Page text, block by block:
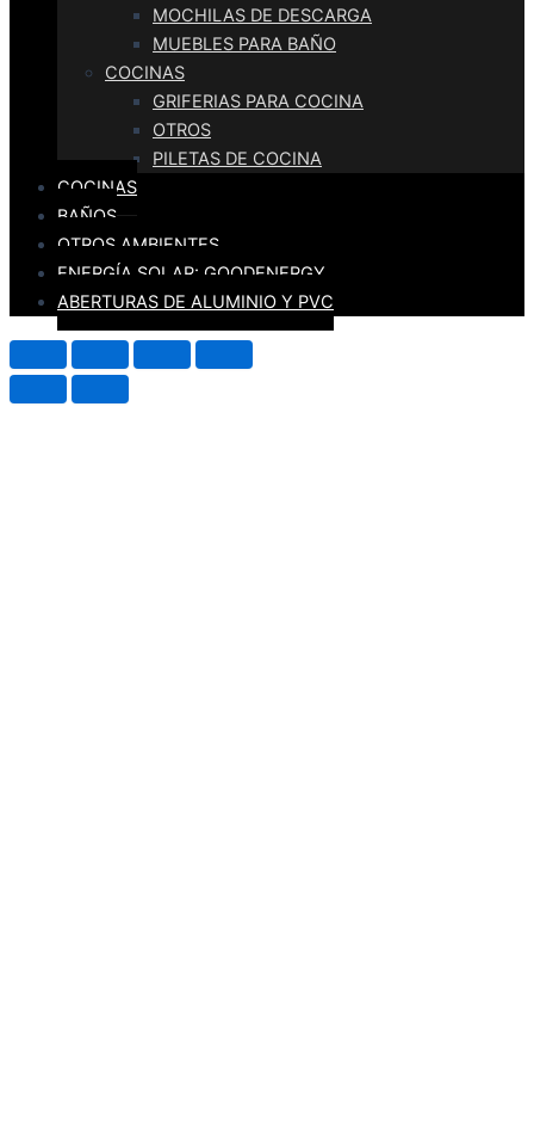
MOCHILAS DE DESCARGA
MUEBLES PARA BAÑO
COCINAS
GRIFERIAS PARA COCINA
OTROS
PILETAS DE COCINA
COCINAS
BAÑOS
OTROS AMBIENTES
ENERGÍA SOLAR: GOODENERGY
ABERTURAS DE ALUMINIO Y PVC